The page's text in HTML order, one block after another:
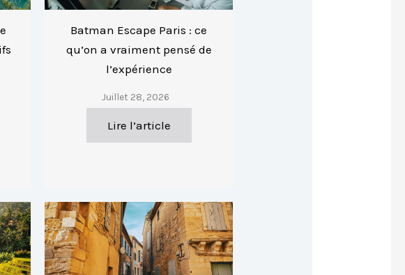
Batman Escape Paris : ce
qu’on a vraiment pensé de
l’expérience
Juillet 28, 2026
Lire l’article